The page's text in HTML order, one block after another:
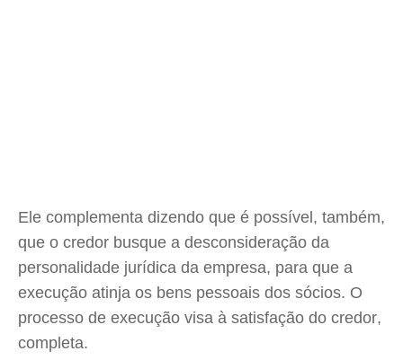
Ele complementa dizendo que é possível, também,
que o credor busque a desconsideração da
personalidade jurídica da empresa, para que a
execução atinja os bens pessoais dos sócios. O
processo de execução visa à satisfação do credor,
completa.